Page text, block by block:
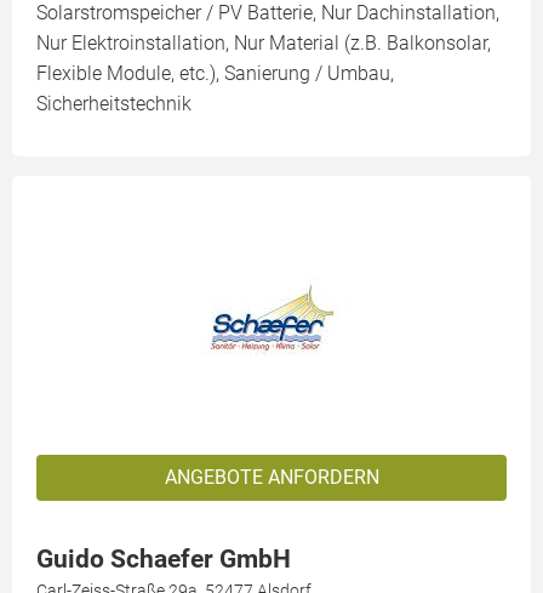
Solarstromspeicher / PV Batterie, Nur Dachinstallation,
Nur Elektroinstallation, Nur Material (z.B. Balkonsolar,
Flexible Module, etc.), Sanierung / Umbau,
Sicherheitstechnik
ANGEBOTE ANFORDERN
Guido Schaefer GmbH